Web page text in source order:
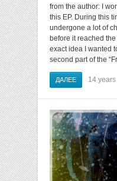
from the author: I
this EP. During this
undergone a lot of
before it reached
exact idea I wanted
second part of the
ДАЛЕЕ 14 years